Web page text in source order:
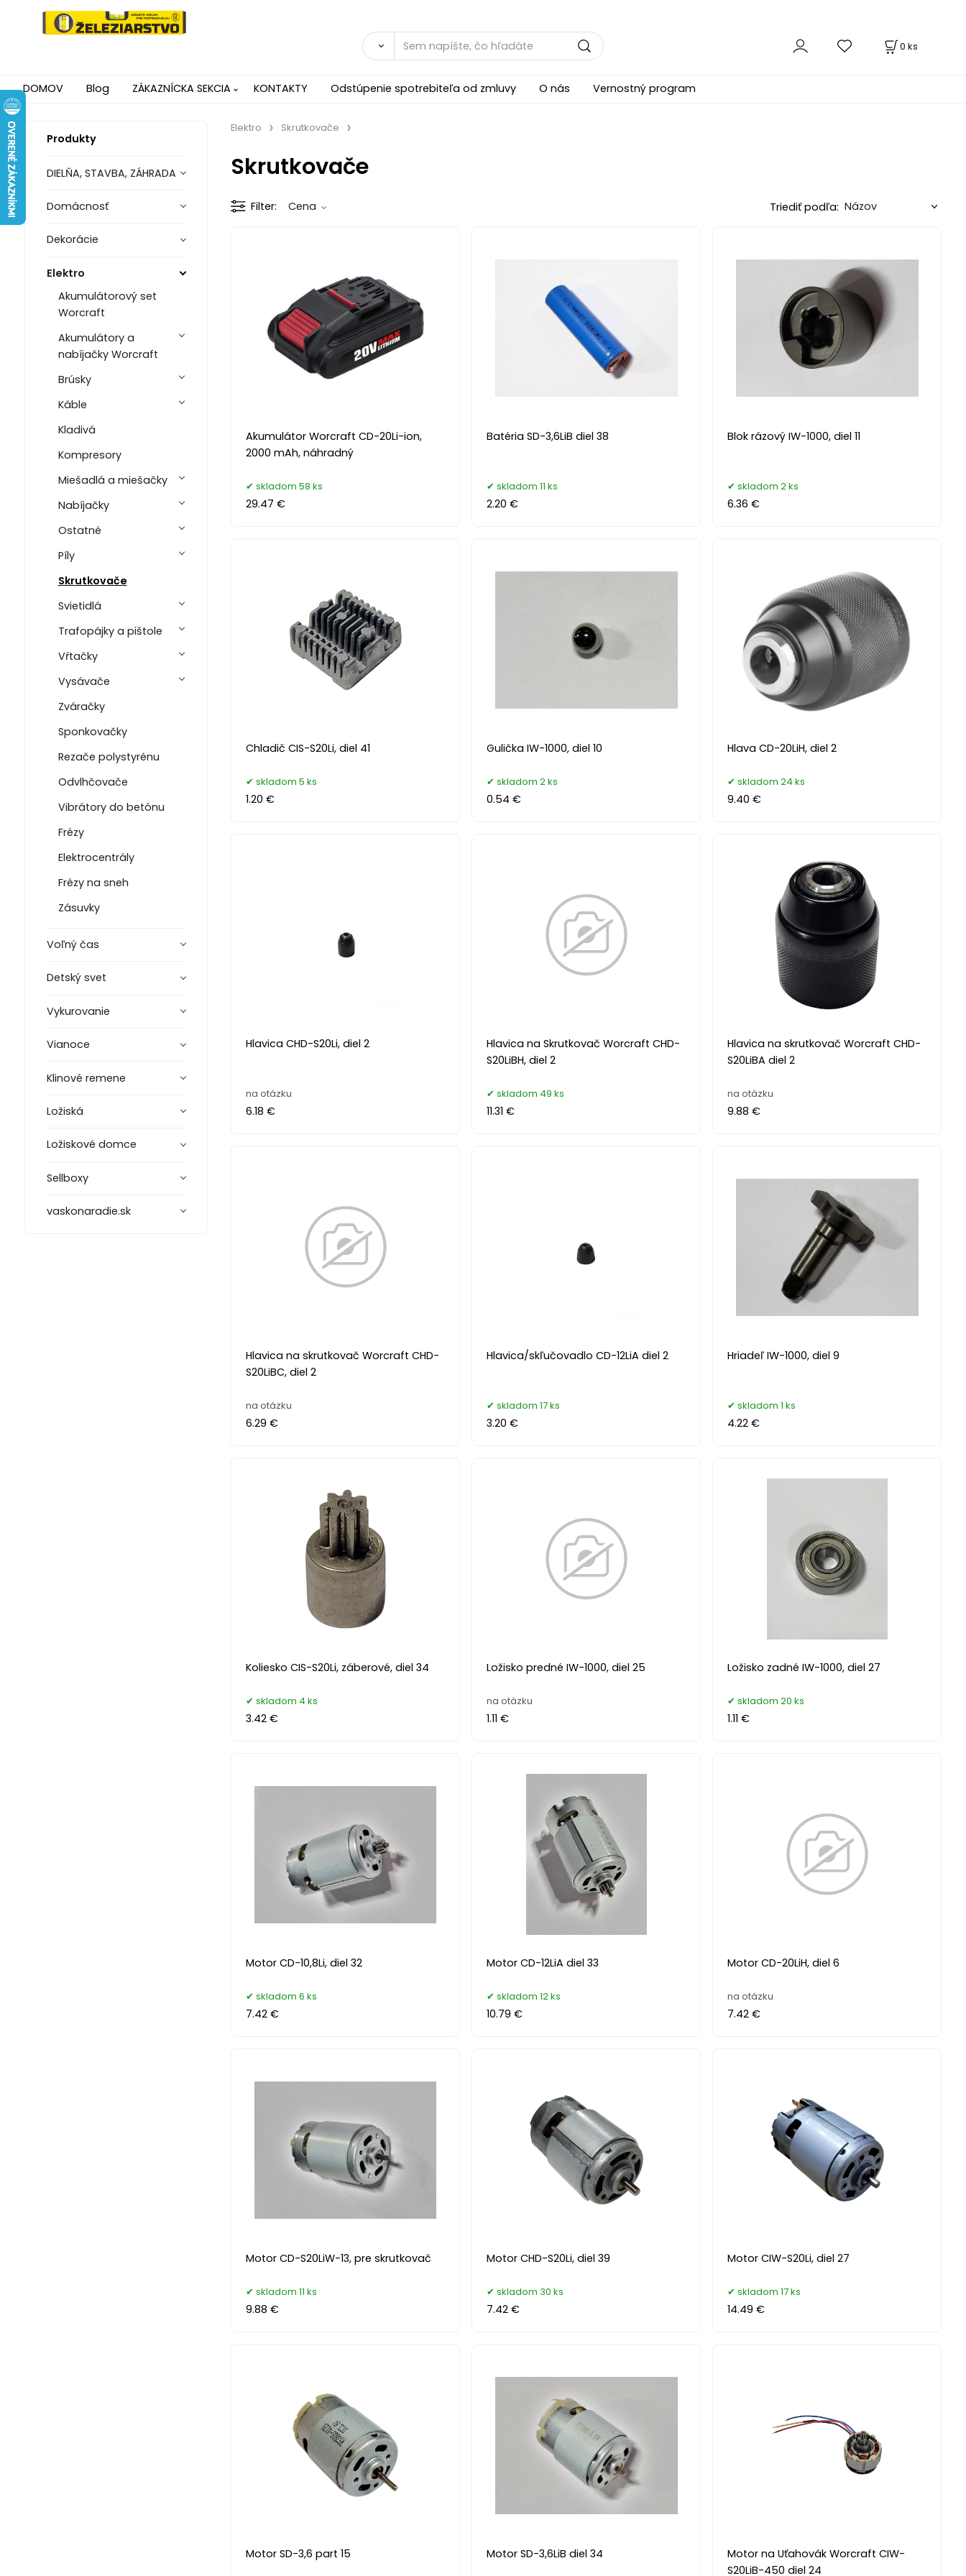
0 ks
DOMOV Blog ZÁKAZNÍCKA SEKCIA KONTAKTY Odstúpenie spotrebiteľa od zmluvy O nás Vernostný program
Produkty
DIELŇA, STAVBA, ZÁHRADA
Domácnosť
Dekorácie
Elektro
Akumulátorový set
Worcraft
Akumulátory a
nabíjačky Worcraft
Brúsky
Káble
Kladivá
Kompresory
Miešadlá a miešačky
Nabíjačky
Ostatné
Píly
Skrutkovače
Svietidlá
Trafopájky a pištole
Vŕtačky
Vysávače
Zváračky
Sponkovačky
Rezače polystyrénu
Odvlhčovače
Vibrátory do betónu
Frézy
Elektrocentrály
Frézy na sneh
Zásuvky
Voľný čas
Detský svet
Vykurovanie
Vianoce
Klinové remene
Ložiská
Ložiskové domce
Sellboxy
vaskonaradie.sk
Elektro Skrutkovače
Skrutkovače
Filter Cena Triediť podľa:
Akumulátor Worcraft CD-20Li-ion,
2000 mAh, náhradný
skladom 58 ks
29.47 €
Batéria SD-3,6LiB diel 38
skladom 11 ks
2.20 €
Blok rázový IW-1000, diel 11
skladom 2 ks
6.36 €
Chladič CIS-S20Li, diel 41
skladom 5 ks
1.20 €
Gulička IW-1000, diel 10
skladom 2 ks
0.54 €
Hlava CD-20LiH, diel 2
skladom 24 ks
9.40 €
Hlavica CHD-S20Li, diel 2
na otázku
6.18 €
Hlavica na Skrutkovač Worcraft CHD-
S20LiBH, diel 2
skladom 49 ks
11.31 €
Hlavica na skrutkovač Worcraft CHD-
S20LiBA diel 2
na otázku
9.88 €
Hlavica na skrutkovač Worcraft CHD-
S20LiBC, diel 2
na otázku
6.29 €
Hlavica/skľučovadlo CD-12LiA diel 2
skladom 17 ks
3.20 €
Hriadeľ IW-1000, diel 9
skladom 1 ks
4.22 €
Koliesko CIS-S20Li, záberové, diel 34
skladom 4 ks
3.42 €
Ložisko predné IW-1000, diel 25
na otázku
1.11 €
Ložisko zadné IW-1000, diel 27
skladom 20 ks
1.11 €
Motor CD-10,8Li, diel 32
skladom 6 ks
7.42 €
Motor CD-12LiA diel 33
skladom 12 ks
10.79 €
Motor CD-20LiH, diel 6
na otázku
7.42 €
Motor CD-S20LiW-13, pre skrutkovač
skladom 11 ks
9.88 €
Motor CHD-S20Li, diel 39
skladom 30 ks
7.42 €
Motor CIW-S20Li, diel 27
skladom 17 ks
14.49 €
Motor SD-3,6 part 15 Motor SD-3,6LiB diel 34
Motor na Uťahovák Worcraft CIW-
S20LiB-450 diel 24